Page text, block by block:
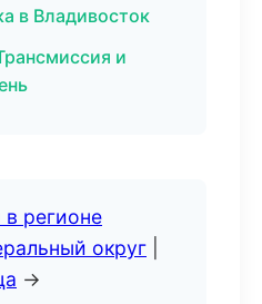
в Владивосток
и
регионе
округ
→